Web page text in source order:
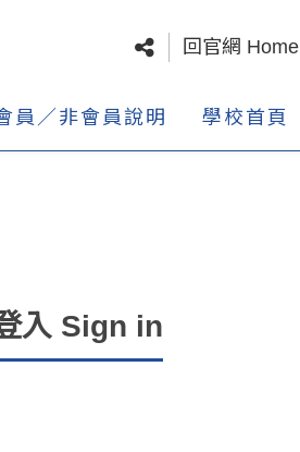
回官網 Home
員／非會員說明 學校首頁
入 Sign in